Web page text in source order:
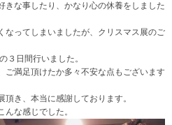
きな事したり、かなり心の休養をしました
なってしまいましたが、クリスマス展のご
３日間行いました。
ご満足頂けたか多々不安な点もございます
頂き、本当に感謝しております。
な感じでした。